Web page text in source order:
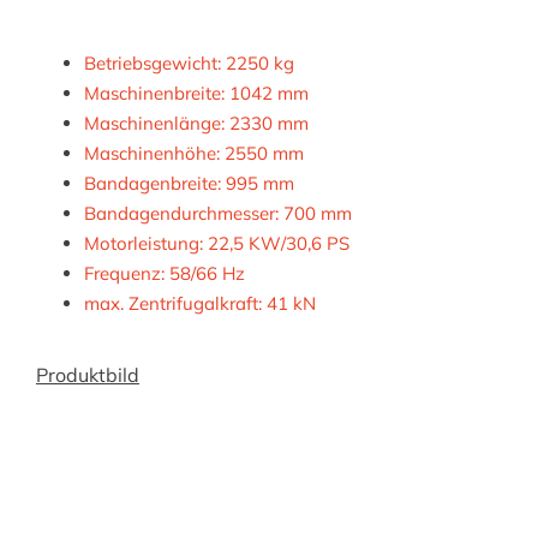
Betriebsgewicht: 2250 kg
Maschinenbreite: 1042 mm
Maschinenlänge: 2330 mm
Maschinenhöhe: 2550 mm
Bandagenbreite: 995 mm
Bandagendurchmesser: 700 mm
Motorleistung: 22,5 KW/30,6 PS
Frequenz: 58/66 Hz
max. Zentrifugalkraft: 41 kN
Produktbild